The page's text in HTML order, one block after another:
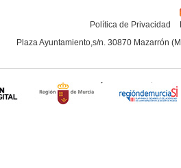
Política de Privacidad
Plaza Ayuntamiento,s/n. 30870 Mazarrón